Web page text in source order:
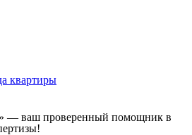
квартиры
— ваш проверенный помощник в